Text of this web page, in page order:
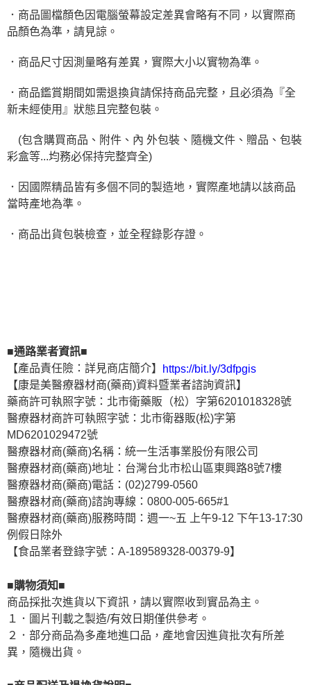
．商品圖檔顏色因電腦螢幕設定差異會略有不同，以實際商
品顏色為準，請見諒。
．商品尺寸因測量略有差異，實際大小以實物為準。
．商品鑑賞期間如需退換貨請保持商品完整，且必須為『全
新未經使用』狀態且完整包裝。
(包含購買商品、附件、內 外包裝、隨機文件、贈品、包裝
彩盒等...均務必保持完整齊全)
．因國際精品皆有多個不同的製造地，實際產地請以該商品
當時產地為準。
．商品出貨包裝檢查，並全程錄影存證。
■通路業者資訊■
【產品責任險：詳見商店簡介】
https://bit.ly/3dfpgis
【康是美醫療器材商(藥商)資料暨業者諮詢資訊】
藥商許可執照字號：北市衛藥販（松）字第6201018328號
醫療器材商許可執照字號：北市衛器販(松)字第
MD6201029472號
醫療器材商(藥商)名稱：統一生活事業股份有限公司
醫療器材商(藥商)地址：台灣台北市松山區東興路8號7樓
醫療器材商(藥商)電話：(02)2799-0560
醫療器材商(藥商)諮詢專線：0800-005-665#1
醫療器材商(藥商)服務時間：週一~五 上午9-12 下午13-17:30
例假日除外
【食品業者登錄字號：A-189589328-00379-9】
■購物須知■
商品採批次進貨以下資訊，請以實際收到實品為主。
１．圖片刊載之製造/有效日期僅供參考。
２．部分商品為多產地進口品，產地會因進貨批次有所差
異，隨機出貨。